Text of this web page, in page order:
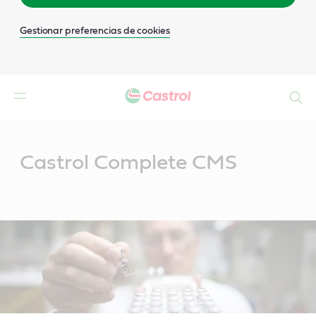
Gestionar preferencias de cookies
Castrol Complete CMS